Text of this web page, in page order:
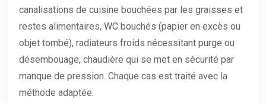
canalisations de cuisine bouchées par les graisses et
restes alimentaires, WC bouchés (papier en excès ou
objet tombé), radiateurs froids nécessitant purge ou
désembouage, chaudière qui se met en sécurité par
manque de pression. Chaque cas est traité avec la
méthode adaptée.